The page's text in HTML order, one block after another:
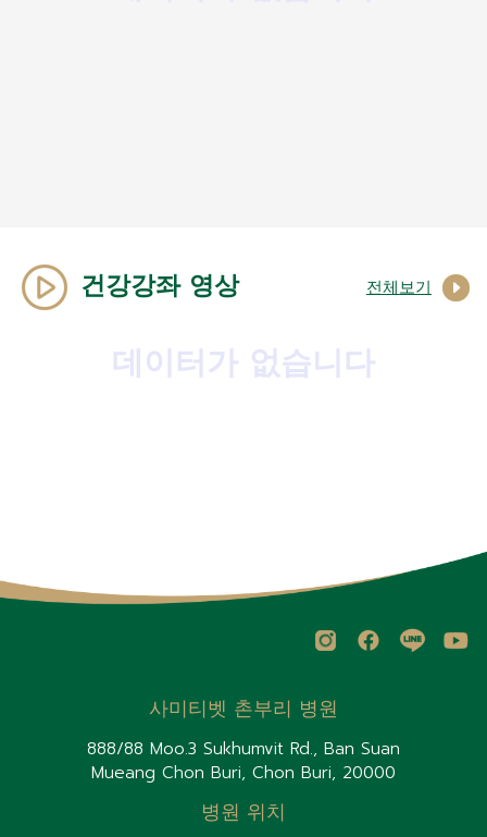
건강강좌 영상 전체보기
데이터가 없습니다
사미티벳 촌부리 병원
888/88 Moo.3 Sukhumvit Rd., Ban Suan
Mueang Chon Buri, Chon Buri, 20000
병원 위치